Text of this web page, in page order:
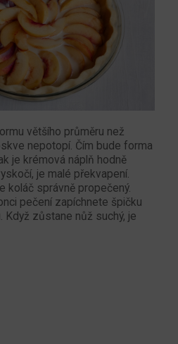
většího průměru než
nepotopí. Čím bude forma
je krémová náplň hodně
je malé překvapení.
koláč správně propečený.
pečení zapíchnete špičku
zůstane nůž suchý, je